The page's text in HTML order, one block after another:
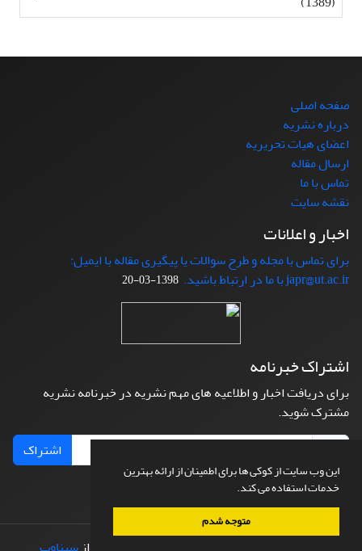
این وب سایت از کوکی ها برای اطمینان از ارائه بهترین
خدمات استفاده می کند.
متوجه شدم
صفحه اصلی
درباره نشریه
اعضای هیات تحریریه
ارسال مقاله
تماس با ما
نقشه سایت
اخبار و اعلانات
برای تماس با مجله و طرح سوالات یا پیگیری مقاله با ایمیل:
japr@ut.ac.ir با ما در ارتباط باشید.
1398-03-20
اشتراک خبرنامه
برای دریافت اخبار و اطلاعیه های مهم نشریه در خبرنامه نشریه
مشترک شوید.
اشتراک